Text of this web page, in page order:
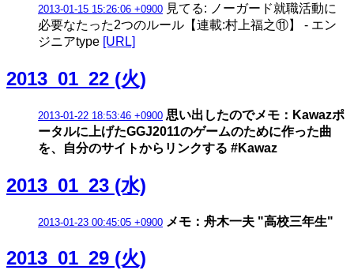
2013-01-15 15:26:06 +0900 見てる: ノーガード就職活動に
必要なたった2つのルール【連載:村上福之⑪】 - エン
ジニアtype [URL]
2013_01_22 (火)
2013-01-22 18:53:46 +0900 思い出したのでメモ：Kawazポ
ータルに上げたGGJ2011のゲームのために作った曲
を、自分のサイトからリンクする #Kawaz
2013_01_23 (水)
2013-01-23 00:45:05 +0900 メモ：舟木一夫 "高校三年生"
2013_01_29 (火)